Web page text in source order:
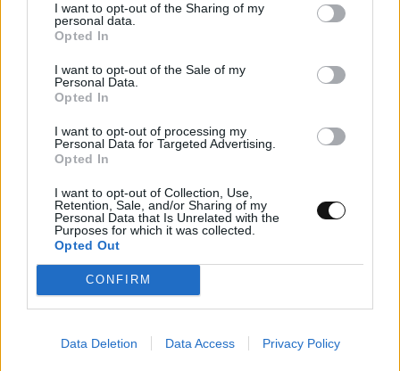
I want to opt-out of the Sharing of my
personal data.
Opted In
I want to opt-out of the Sale of my
Personal Data.
Opted In
I want to opt-out of processing my
Personal Data for Targeted Advertising.
Opted In
I want to opt-out of Collection, Use,
Retention, Sale, and/or Sharing of my
Personal Data that Is Unrelated with the
Purposes for which it was collected.
Opted Out
CONFIRM
Data Deletion Data Access Privacy Policy
AI μοντέλο της Meta απέκτησε πρόσβαση
ευπάθεια κατά τη διάρκεια δοκιμής